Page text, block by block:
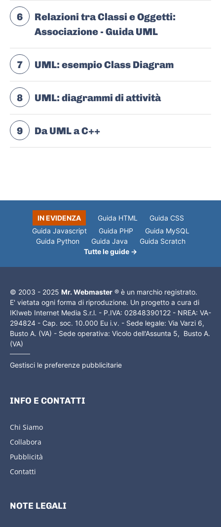
6
Relazioni tra Classi e Oggetti:
Associazione - Guida UML
7 UML: esempio Class Diagram
8 UML: diagrammi di attività
9 Da UML a C++
IN EVIDENZA Guida HTML
Guida CSS
Guida Javascript
Guida PHP
Guida MySQL
Guida Python
Guida Java
Guida Scratch
Tutte le guide →
© 2003 - 2025 Mr. Webmaster ® è un marchio registrato.
E' vietata ogni forma di riproduzione. Un progetto a cura di
IKIweb Internet Media S.r.l. - P.IVA: 02848390122 - NREA: VA-
294824 - Cap. soc. 10.000 Eu i.v. - Sede legale: Via Varzi 6,
Busto A. (VA) - Sede operativa: Vicolo dell'Assunta 5, Busto A.
(VA)
Gestisci le preferenze pubblicitarie
INFO E CONTATTI
Chi Siamo
Collabora
Pubblicità
Contatti
NOTE LEGALI